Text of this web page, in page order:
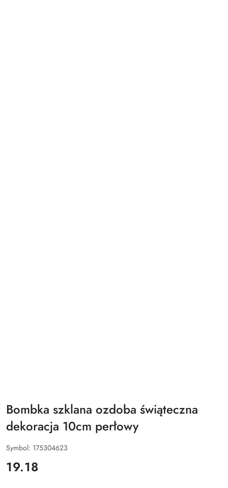
Bombka szklana ozdoba świąteczna
dekoracja 10cm perłowy
Symbol: 175304623
cena:
19.18